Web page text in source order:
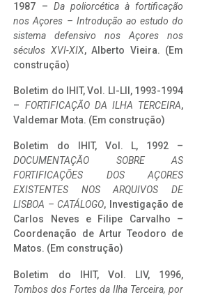
1987 – Da poliorcética à fortificação
nos Açores – Introdução ao estudo do
sistema defensivo nos Açores nos
séculos XVI-XIX, Alberto Vieira. (Em
construção)
Boletim do IHIT, Vol. LI-LII, 1993-1994
– FORTIFICAÇÃO DA ILHA TERCEIRA,
Valdemar Mota. (Em construção)
Boletim do IHIT, Vol. L, 1992 –
DOCUMENTAÇÃO SOBRE AS
FORTIFICAÇÕES DOS AÇORES
EXISTENTES NOS ARQUIVOS DE
LISBOA – CATÁLOGO, Investigação de
Carlos Neves e Filipe Carvalho –
Coordenação de Artur Teodoro de
Matos. (Em construção)
Boletim do IHIT, Vol. LIV, 1996,
Tombos dos Fortes da Ilha Terceira, por